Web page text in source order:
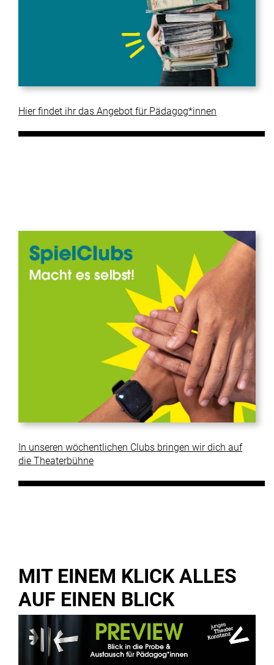
Hier findet ihr das Angebot für Pädagog*innen
In unseren wöchentlichen Clubs bringen wir dich auf
die Theaterbühne
MIT EINEM KLICK ALLES
AUF EINEN BLICK